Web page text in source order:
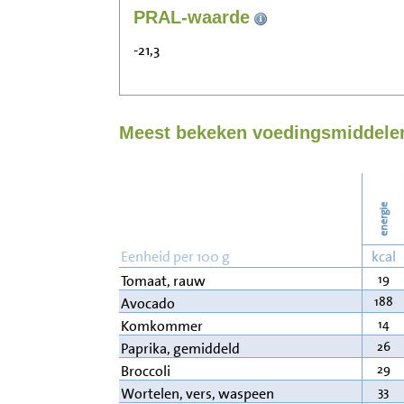
PRAL-waarde
-21,3
Meest bekeken
energie
Eenheid per 100 g kcal
Tomaat, rauw
19
Avocado 188
Komkommer 14
Paprika, gemiddeld 26
Broccoli 29
Wortelen, vers, waspeen 33